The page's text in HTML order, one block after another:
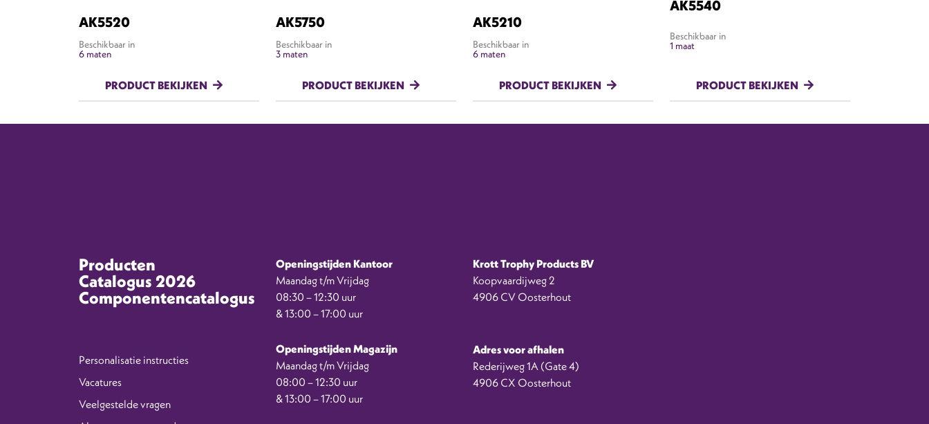
AK5520
Beschikbaar in
6 maten
PRODUCT BEKIJKEN
AK5750
Beschikbaar in
3 maten
PRODUCT BEKIJKEN
AK5210
Beschikbaar in
6 maten
PRODUCT BEKIJKEN
AK5540
Beschikbaar in
1 maat
PRODUCT BEKIJKEN
Producten
Catalogus 2026
Componentencatalogus
Personalisatie instructies
Vacatures
Veelgestelde vragen
Openingstijden Kantoor
Maandag t/m Vrijdag
08:30 – 12:30 uur
& 13:00 – 17:00 uur
Openingstijden Magazijn
Maandag t/m Vrijdag
08:00 – 12:30 uur
& 13:00 – 17:00 uur
Krott Trophy Products BV
Koopvaardijweg 2
4906 CV Oosterhout
Adres voor afhalen
Rederijweg 1A (Gate 4)
4906 CX Oosterhout